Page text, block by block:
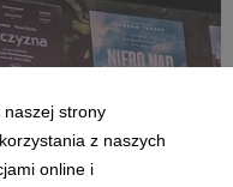
naszej strony
z naszych
online i